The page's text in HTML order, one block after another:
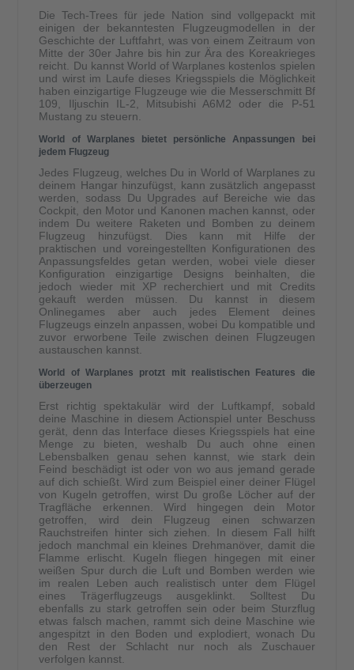
Die Tech-Trees für jede Nation sind vollgepackt mit
einigen der bekanntesten Flugzeugmodellen in der
Geschichte der Luftfahrt, was von einem Zeitraum von
Mitte der 30er Jahre bis hin zur Ära des Koreakrieges
reicht. Du kannst World of Warplanes kostenlos spielen
und wirst im Laufe dieses Kriegsspiels die Möglichkeit
haben einzigartige Flugzeuge wie die Messerschmitt Bf
109, Iljuschin IL-2, Mitsubishi A6M2 oder die P-51
Mustang zu steuern.
World of Warplanes bietet persönliche Anpassungen bei
jedem Flugzeug
Jedes Flugzeug, welches Du in World of Warplanes zu
deinem Hangar hinzufügst, kann zusätzlich angepasst
werden, sodass Du Upgrades auf Bereiche wie das
Cockpit, den Motor und Kanonen machen kannst, oder
indem Du weitere Raketen und Bomben zu deinem
Flugzeug hinzufügst. Dies kann mit Hilfe der
praktischen und voreingestellten Konfigurationen des
Anpassungsfeldes getan werden, wobei viele dieser
Konfiguration einzigartige Designs beinhalten, die
jedoch wieder mit XP recherchiert und mit Credits
gekauft werden müssen. Du kannst in diesem
Onlinegames aber auch jedes Element deines
Flugzeugs einzeln anpassen, wobei Du kompatible und
zuvor erworbene Teile zwischen deinen Flugzeugen
austauschen kannst.
World of Warplanes protzt mit realistischen Features die
überzeugen
Erst richtig spektakulär wird der Luftkampf, sobald
deine Maschine in diesem Actionspiel unter Beschuss
gerät, denn das Interface dieses Kriegsspiels hat eine
Menge zu bieten, weshalb Du auch ohne einen
Lebensbalken genau sehen kannst, wie stark dein
Feind beschädigt ist oder von wo aus jemand gerade
auf dich schießt. Wird zum Beispiel einer deiner Flügel
von Kugeln getroffen, wirst Du große Löcher auf der
Tragfläche erkennen. Wird hingegen dein Motor
getroffen, wird dein Flugzeug einen schwarzen
Rauchstreifen hinter sich ziehen. In diesem Fall hilft
jedoch manchmal ein kleines Drehmanöver, damit die
Flamme erlischt. Kugeln fliegen hingegen mit einer
weißen Spur durch die Luft und Bomben werden wie
im realen Leben auch realistisch unter dem Flügel
eines Trägerflugzeugs ausgeklinkt. Solltest Du
ebenfalls zu stark getroffen sein oder beim Sturzflug
etwas falsch machen, rammt sich deine Maschine wie
angespitzt in den Boden und explodiert, wonach Du
den Rest der Schlacht nur noch als Zuschauer
verfolgen kannst.